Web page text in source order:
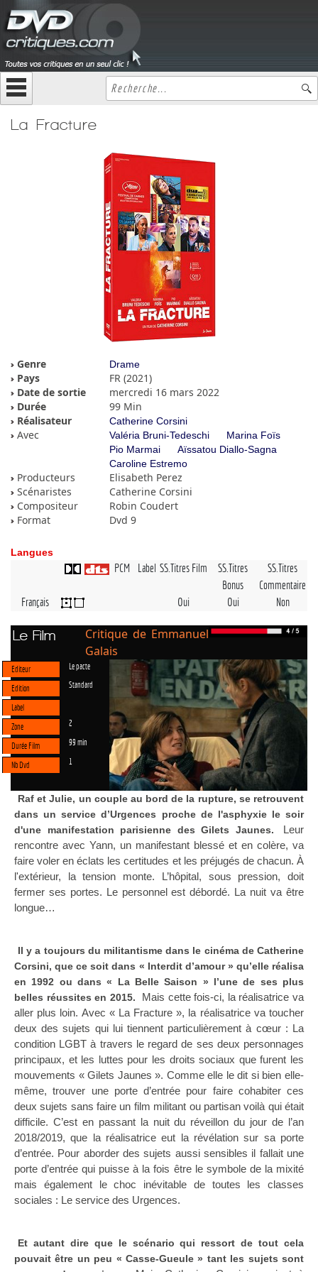
La Fracture
Genre Drame
Pays
FR (2021)
Date de sortie
mercredi 16 mars 2022
Durée
99 Min
Réalisateur
Catherine Corsini
Avec Valéria Bruni-Tedeschi
Marina Foïs
Pio Marmai
Aïssatou Diallo-Sagna
Caroline Estremo
Producteurs
Elisabeth Perez
Scénaristes
Catherine Corsini
Compositeur
Robin Coudert
Format
Dvd 9
Langues
PCM Label SS.Titres Film
SS.Titres
Bonus
SS.Titres
Commentaire
Français
Oui Oui Non
Le Film
Critique de Emmanuel
Galais
Editeur Le pacte
Edition Standard
Label
Zone
2
Durée Film 99 min
Nb Dvd 1
Raf et Julie, un couple au bord de la rupture, se retrouvent
dans un service d’Urgences proche de l'asphyxie le soir
d'une manifestation parisienne des Gilets Jaunes.
Leur
rencontre avec Yann, un manifestant blessé et en colère, va
faire voler en éclats les certitudes et les préjugés de chacun. À
l'extérieur, la tension monte. L’hôpital, sous pression, doit
fermer ses portes. Le personnel est débordé. La nuit va être
longue…
Il y a toujours du militantisme dans le cinéma de Catherine
Corsini, que ce soit dans « Interdit d’amour » qu’elle réalisa
en 1992 ou dans « La Belle Saison » l’une de ses plus
belles réussites en 2015.
Mais cette fois-ci, la réalisatrice va
aller plus loin. Avec « La Fracture », la réalisatrice va toucher
deux des sujets qui lui tiennent particulièrement à cœur : La
condition LGBT à travers le regard de ses deux personnages
principaux, et les luttes pour les droits sociaux que furent les
mouvements « Gilets Jaunes ». Comme elle le dit si bien elle-
même, trouver une porte d’entrée pour faire cohabiter ces
deux sujets sans faire un film militant ou partisan voilà qui était
difficile. C’est en passant la nuit du réveillon du jour de l’an
2018/2019, que la réalisatrice eut la révélation sur sa porte
d’entrée. Pour aborder des sujets aussi sensibles il fallait une
porte d’entrée qui puisse à la fois être le symbole de la mixité
mais également le choc inévitable de toutes les classes
sociales : Le service des Urgences.
Et autant dire que le scénario qui ressort de tout cela
pouvait être un peu « Casse-Gueule » tant les sujets sont